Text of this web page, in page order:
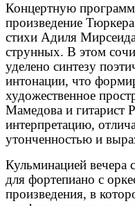
Концертную
произведение
стихи Адиля
струнных. В этом
уделено синтезу
интонации, что
художественное
Мамедова и гитарист
интерпретацию,
утонченностью и
Кульминацией вечера
для фортепиано с
произведения, в